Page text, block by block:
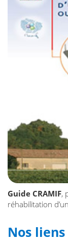
Guide CRAMIF,
réhabilitation
Nos liens